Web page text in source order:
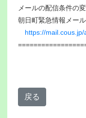
メールの配信条件の
朝日町緊急情報メール
https://mail.cous.jp/
戻る